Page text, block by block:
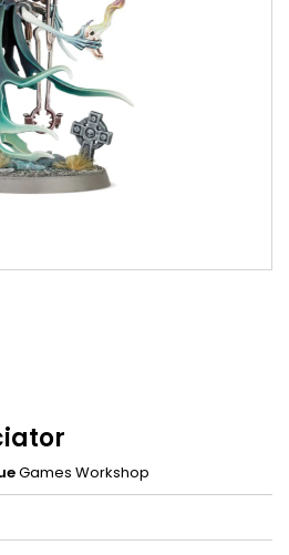
Games Workshop